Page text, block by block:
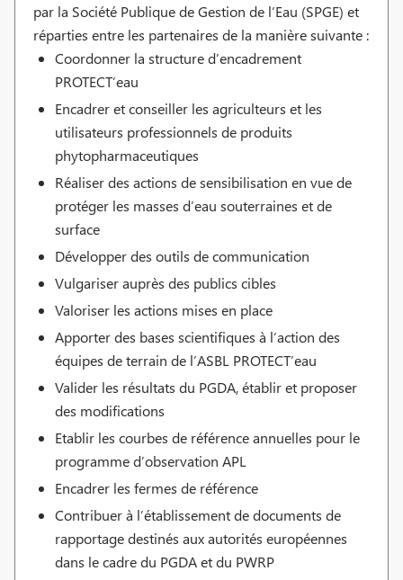
par la Société Publique de Gestion de l’Eau (SPGE) et
réparties entre les partenaires de la manière suivante :
Coordonner la structure d’encadrement
PROTECT’eau
Encadrer et conseiller les agriculteurs et les
utilisateurs professionnels de produits
phytopharmaceutiques
Réaliser des actions de sensibilisation en vue de
protéger les masses d’eau souterraines et de
surface
Développer des outils de communication
Vulgariser auprès des publics cibles
Valoriser les actions mises en place
Apporter des bases scientifiques à l’action des
équipes de terrain de l’ASBL PROTECT’eau
Valider les résultats du PGDA, établir et proposer
des modifications
Etablir les courbes de référence annuelles pour le
programme d’observation APL
Encadrer les fermes de référence
Contribuer à l’établissement de documents de
rapportage destinés aux autorités européennes
dans le cadre du PGDA et du PWRP